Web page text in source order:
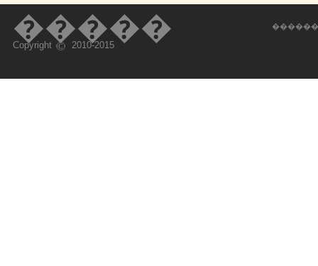
Copyright 2010-2015
�����